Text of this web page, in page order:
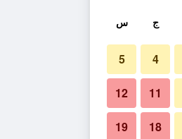
ج س
4
5
11
12
18
19